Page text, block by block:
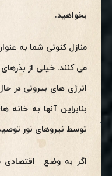
بخواهید.
منازل کنونی شما به
می کنند. خیلی از
انرژی های بیرونی در
بنابراین آنها به
توسط نیروهای نور
اگر به وضع اقتصادی